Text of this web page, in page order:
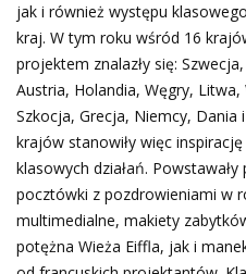
jak i również występu
kraj. W tym roku wśród 16
projektem znalazły się:
Austria, Holandia, Węgry, Litwa,
Szkocja, Grecja, Niemcy, Dania
krajów stanowiły więc
klasowych działań.
pocztówki z pozdrowieniami w
multimedialne, makiety
potężna Wieża Eiffla, jak i